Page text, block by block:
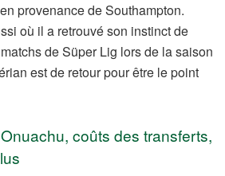
provenance de Southampton.
où il a retrouvé son instinct de
de Süper Lig lors de la saison
est de retour pour être le point
coûts des transferts,